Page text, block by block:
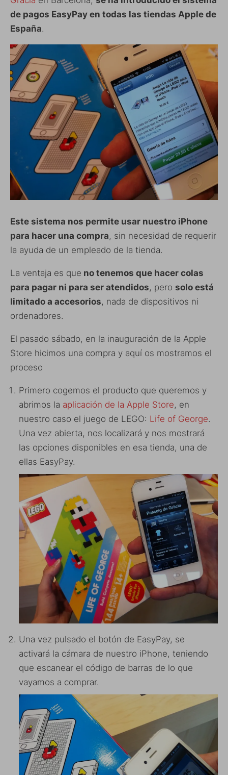
de pagos EasyPay en todas las tiendas Apple de
España.
Este sistema nos permite usar nuestro iPhone
para hacer una compra, sin necesidad de requerir
la ayuda de un empleado de la tienda.
La ventaja es que no tenemos que hacer colas
para pagar ni para ser atendidos, pero solo está
limitado a accesorios, nada de dispositivos ni
ordenadores.
El pasado sábado, en la inauguración de la Apple
Store hicimos una compra y aquí os mostramos el
proceso
Primero cogemos el producto que queremos y
abrimos la aplicación de la Apple Store, en
nuestro caso el juego de LEGO: Life of George.
Una vez abierta, nos localizará y nos mostrará
las opciones disponibles en esa tienda, una de
ellas EasyPay.
Una vez pulsado el botón de EasyPay, se
activará la cámara de nuestro iPhone, teniendo
que escanear el código de barras de lo que
vayamos a comprar.